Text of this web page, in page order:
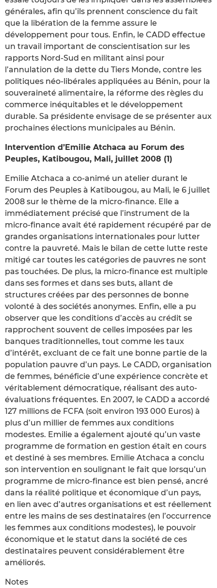
générales, afin qu’ils prennent conscience du fait
que la libération de la femme assure le
développement pour tous. Enfin, le CADD effectue
un travail important de conscientisation sur les
rapports Nord-Sud en militant ainsi pour
l’annulation de la dette du Tiers Monde, contre les
politiques néo-libérales appliquées au Bénin, pour la
souveraineté alimentaire, la réforme des règles du
commerce inéquitables et le développement
durable. Sa présidente envisage de se présenter aux
prochaines élections municipales au Bénin.
Intervention d’Emilie Atchaca au Forum des
Peuples, Katibougou, Mali, juillet 2008 (1)
Emilie Atchaca a co-animé un atelier durant le
Forum des Peuples à Katibougou, au Mali, le 6 juillet
2008 sur le thème de la micro-finance. Elle a
immédiatement précisé que l’instrument de la
micro-finance avait été rapidement récupéré par de
grandes organisations internationales pour lutter
contre la pauvreté. Mais le bilan de cette lutte reste
mitigé car toutes les catégories de pauvres ne sont
pas touchées. De plus, la micro-finance est multiple
dans ses formes et dans ses buts, allant de
structures créées par des personnes de bonne
volonté à des sociétés anonymes. Enfin, elle a pu
observer que les conditions d’accès au crédit se
rapprochent souvent de celles imposées par les
banques traditionnelles, tout comme les taux
d’intérêt, excluant de ce fait une bonne partie de la
population pauvre d’un pays. Le CADD, organisation
de femmes, bénéficie d’une expérience concrète et
véritablement démocratique, réalisant des auto-
évaluations fréquentes. En 2007, le CADD a accordé
127 millions de FCFA (soit environ 193 000 Euros) à
plus d’un millier de femmes aux conditions
modestes. Emilie a également ajouté qu’un vaste
programme de formation en gestion était en cours
et destiné à ses membres. Emilie Atchaca a conclu
son intervention en soulignant le fait que lorsqu’un
programme de micro-finance est bien pensé, ancré
dans la réalité politique et économique d’un pays,
en lien avec d’autres organisations et est réellement
entre les mains de ses destinataires (en l’occurrence
les femmes aux conditions modestes), le pouvoir
économique et le statut dans la société de ces
destinataires peuvent considérablement être
améliorés.
Notes